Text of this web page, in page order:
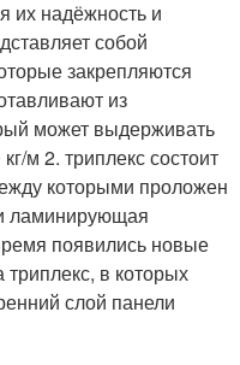
их надёжность и
собой
закрепляются
из
может выдерживать
м 2. триплекс состоит
которыми проложен
ламинирующая
появились новые
триплекс, в которых
слой панели